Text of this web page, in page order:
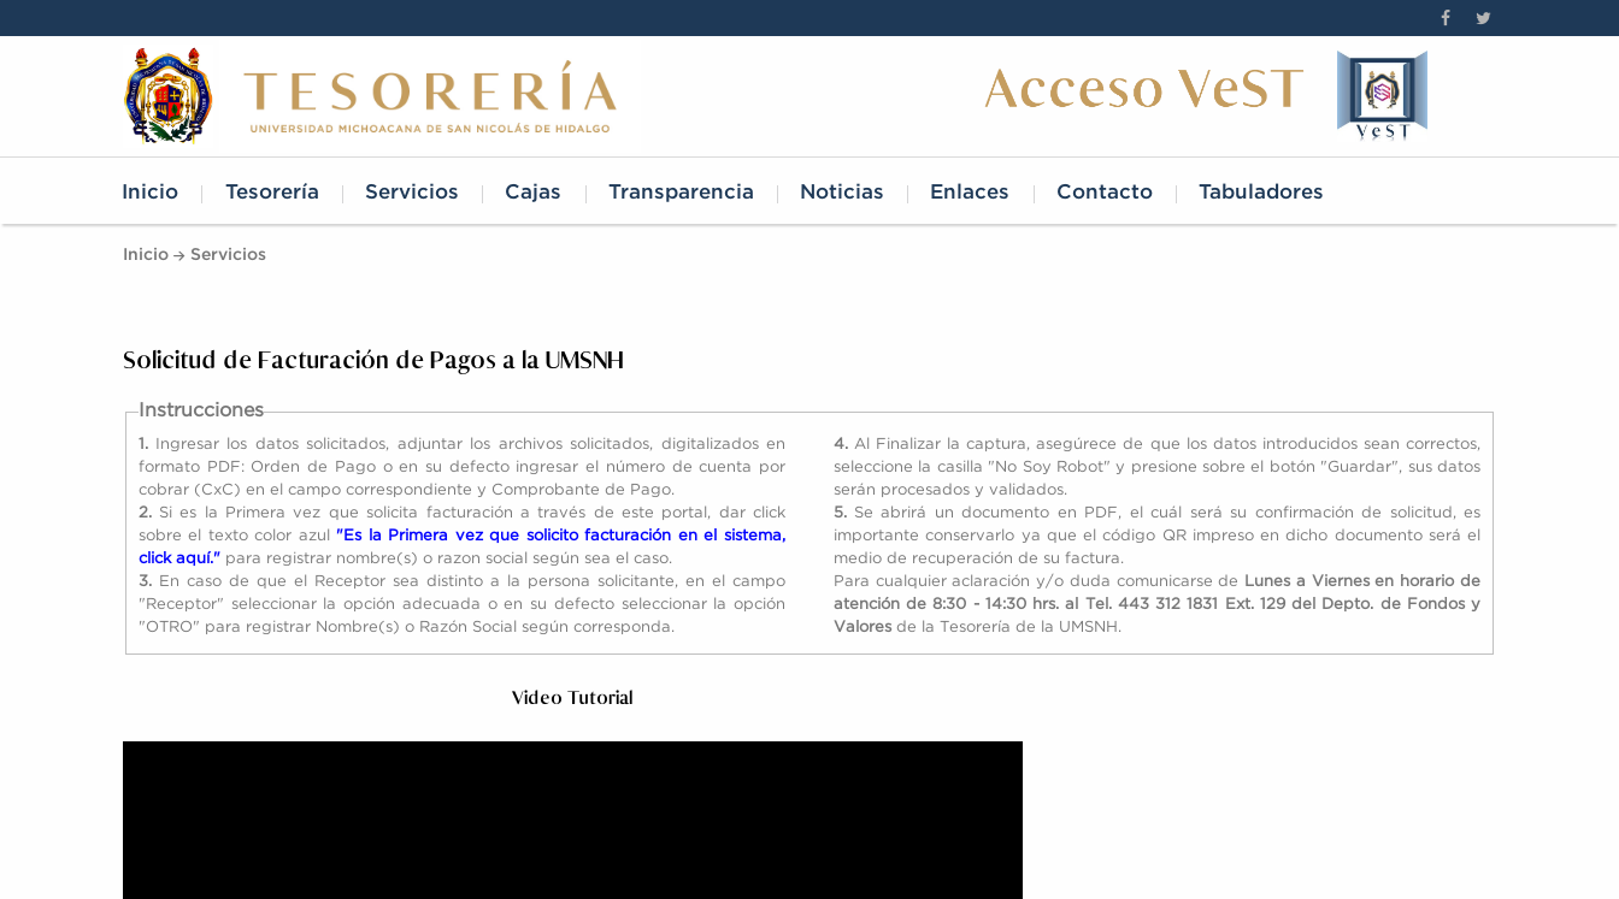
Inicio Tesorería Servicios Cajas Transparencia Noticias Enlaces Contacto Tabuladores
Inicio Servicios
Solicitud de Facturación de Pagos a la UMSNH
Instrucciones
1.
Ingresar los datos solicitados, adjuntar los archivos solicitados, digitalizados en
formato PDF: Orden de Pago o en su defecto ingresar el número de cuenta por
cobrar (CxC) en el campo correspondiente y Comprobante de Pago.
2. Si es la Primera vez que solicita facturación a través de este portal, dar click
sobre el texto color azul "Es la Primera vez que solicito facturación en el sistema,
click aquí." para registrar nombre(s) o razon social según sea el caso.
3.
En caso de que el Receptor sea distinto a la persona solicitante, en el campo
"Receptor" seleccionar la opción adecuada o en su defecto seleccionar la opción
"OTRO" para registrar Nombre(s) o Razón Social según corresponda.
4. Al Finalizar la captura, asegúrece de que los datos introducidos sean correctos,
seleccione la casilla "No Soy Robot" y presione sobre el botón "Guardar", sus datos
serán procesados y validados.
5. Se abrirá un documento en PDF, el cuál será su confirmación de solicitud, es
importante conservarlo ya que el código QR impreso en dicho documento será el
medio de recuperación de su factura.
Para cualquier aclaración y/o duda comunicarse de
Lunes a Viernes en horario de
atención de 8:30 - 14:30 hrs. al Tel. 443 312 1831 Ext. 129 del Depto. de Fondos y
Valores de la Tesorería de la UMSNH.
Video Tutorial